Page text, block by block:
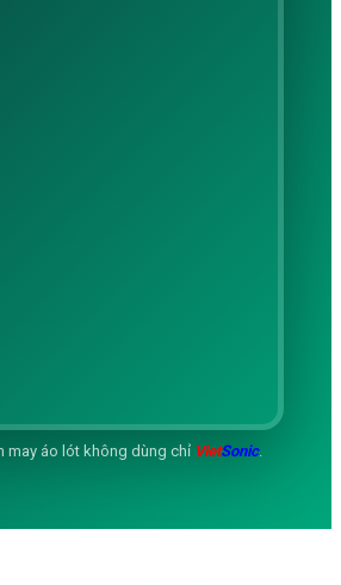
may áo lót không dùng chỉ VietSonic.